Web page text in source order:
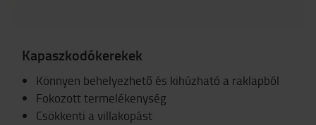
Kapaszkodókerekek
Könnyen behelyezhető és kihúzható a raklapból
Fokozott termelékenység
Csökkenti a villakopást